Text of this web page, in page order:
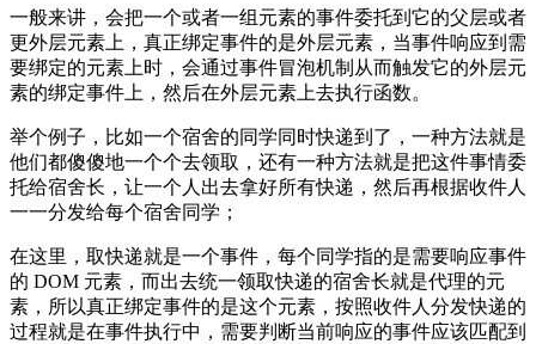
一般来讲，会把一个或者一组元素的事件委托到它的父层或者
更外层元素上，真正绑定事件的是外层元素，当事件响应到需
要绑定的元素上时，会通过事件冒泡机制从而触发它的外层元
素的绑定事件上，然后在外层元素上去执行函数。
举个例子，比如一个宿舍的同学同时快递到了，一种方法就是
他们都傻傻地一个个去领取，还有一种方法就是把这件事情委
托给宿舍长，让一个人出去拿好所有快递，然后再根据收件人
一一分发给每个宿舍同学；
在这里，取快递就是一个事件，每个同学指的是需要响应事件
的 DOM 元素，而出去统一领取快递的宿舍长就是代理的元
素，所以真正绑定事件的是这个元素，按照收件人分发快递的
过程就是在事件执行中，需要判断当前响应的事件应该匹配到